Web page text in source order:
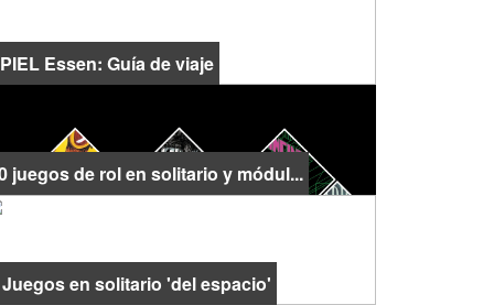
Essen: Guía de viaje
juegos de rol en solitario y módul...
en solitario 'del espacio'